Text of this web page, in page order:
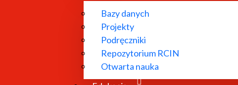
Bazy danych
Projekty
Podręczniki
Repozytorium RCIN
Otwarta nauka
naukowych
zjawisk kultury nowoczesnej w Polsce i Europie,